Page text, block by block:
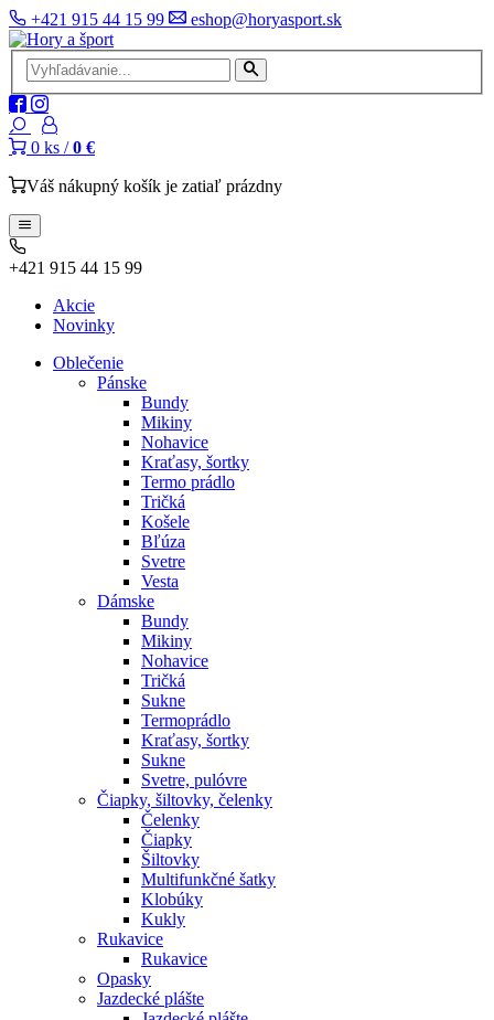
+421 915 44 15 99 eshop@horyasport.sk
0 ks / 0 €
Váš nákupný košík je zatiaľ prázdny
+421 915 44 15 99
Akcie
Novinky
Oblečenie
Pánske
Bundy
Mikiny
Nohavice
Kraťasy, šortky
Termo prádlo
Tričká
Košele
Bľúza
Svetre
Vesta
Dámske
Bundy
Mikiny
Nohavice
Tričká
Sukne
Termoprádlo
Kraťasy, šortky
Sukne
Svetre, pulóvre
Čiapky, šiltovky, čelenky
Čelenky
Čiapky
Šiltovky
Multifunkčné šatky
Klobúky
Kukly
Rukavice
Rukavice
Opasky
Jazdecké plášte